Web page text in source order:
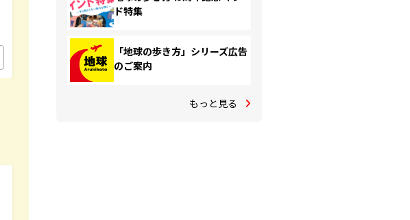
ド特集
「地球の歩き方」シリーズ広告
のご案内
もっと見る